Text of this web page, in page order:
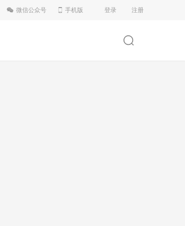
登录 注册
微信公众号 手机版